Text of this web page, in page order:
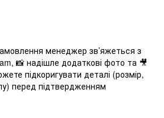
менеджер зв’яжеться з
📸 надішле додаткові фото та 🎥
підкоригувати деталі (розмір,
перед підтвердженням